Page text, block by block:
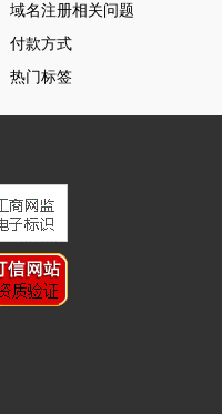
域名注册相关问题
付款方式
热门标签